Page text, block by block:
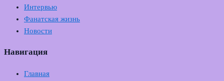
Интервью
Фанатская жизнь
Новости
Навигация
Главная